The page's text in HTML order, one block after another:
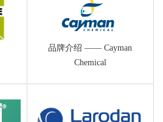
品牌介绍 —— Cayman
Chemical